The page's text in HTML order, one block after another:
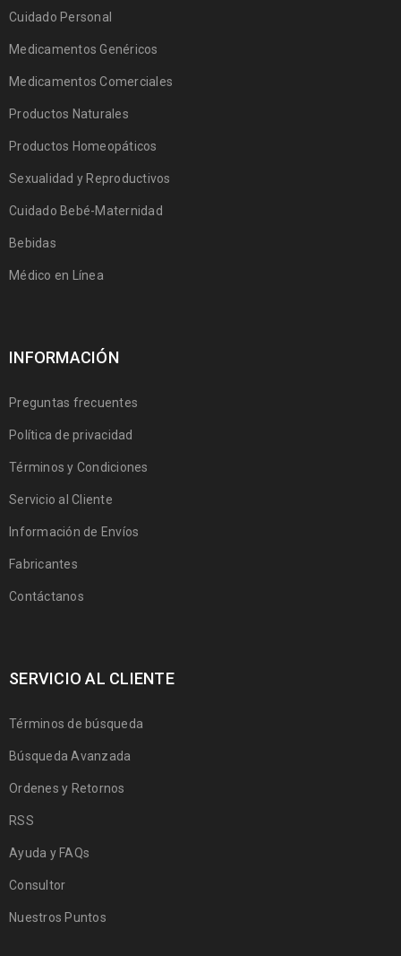
Cuidado Personal
Medicamentos Genéricos
Medicamentos Comerciales
Productos Naturales
Productos Homeopáticos
Sexualidad y Reproductivos
Cuidado Bebé-Maternidad
Bebidas
Médico en Línea
INFORMACIÓN
Preguntas frecuentes
Política de privacidad
Términos y Condiciones
Servicio al Cliente
Información de Envíos
Fabricantes
Contáctanos
SERVICIO AL CLIENTE
Términos de búsqueda
Búsqueda Avanzada
Ordenes y Retornos
RSS
Ayuda y FAQs
Consultor
Nuestros Puntos